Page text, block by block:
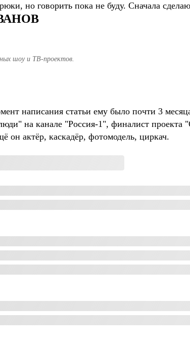
но говорить пока не буду. Сначала
шоу и ТВ-проектов.
написания статьи ему было почти 3
на канале "Россия-1", финалист проекта
актёр, каскадёр, фотомодель, циркач.